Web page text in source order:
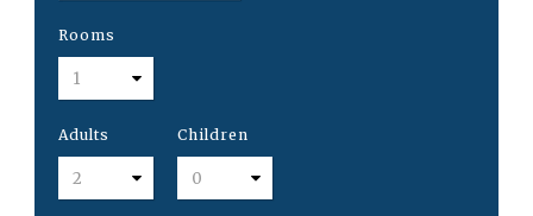
Rooms
Adults Children